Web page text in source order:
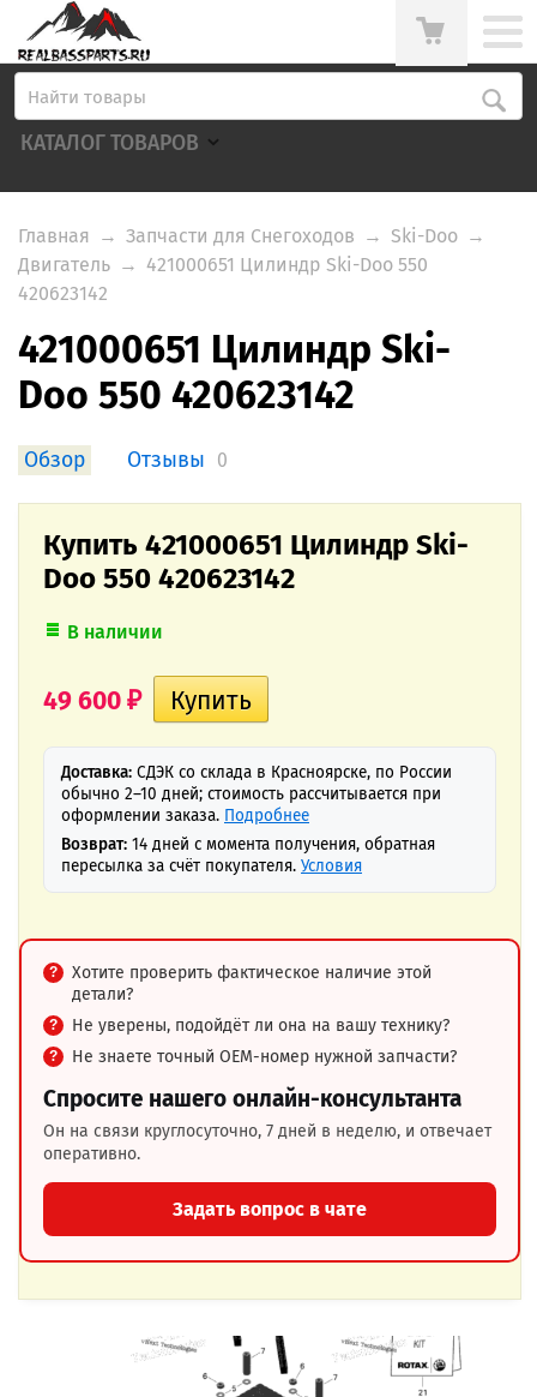
КАТАЛОГ ТОВАРОВ
Главная → Запчасти для Снегоходов → Ski-Doo →
Двигатель → 421000651 Цилиндр Ski-Doo 550
420623142
421000651 Цилиндр Ski-
Doo 550 420623142
Обзор Отзывы 0
Купить 421000651 Цилиндр Ski-
Doo 550 420623142
В наличии
49 600 ₽
Доставка: СДЭК со склада в Красноярске, по России
обычно 2–10 дней; стоимость рассчитывается при
оформлении заказа. Подробнее
Возврат: 14 дней с момента получения, обратная
пересылка за счёт покупателя. Условия
Хотите проверить фактическое наличие этой
детали?
Не уверены, подойдёт ли она на вашу технику?
Не знаете точный OEM-номер нужной запчасти?
Спросите нашего онлайн-консультанта
Он на связи круглосуточно, 7 дней в неделю, и отвечает
оперативно.
Задать вопрос в чате